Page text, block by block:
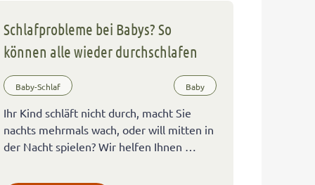
Schlafprobleme bei Babys? So
können alle wieder durchschlafen
Baby-Schlaf Baby
Ihr Kind schläft nicht durch, macht Sie
nachts mehrmals wach, oder will mitten in
der Nacht spielen? Wir helfen Ihnen …